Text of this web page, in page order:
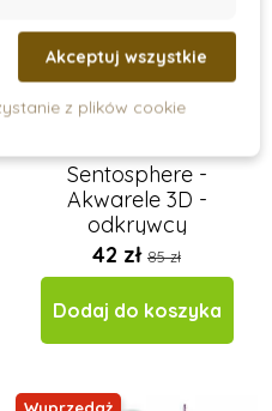
Sentosphere -
Akwarele 3D -
odkrywcy
42 zł 85 zł
Dodaj do koszyka
Wyprzedaż
Akceptuj wszystkie
z plików cookie